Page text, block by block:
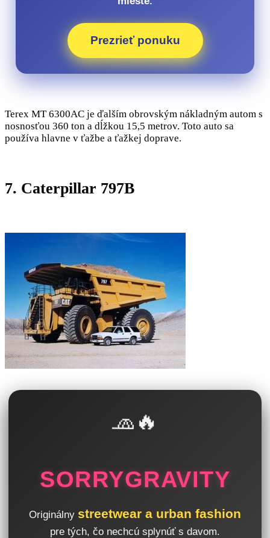
Prezrieť ponuku
Terex MT 6300AC je ďalším obrovským nákladným autom s
nosnosťou 360 ton a dĺžkou 15,5 metrov. Toto auto sa
používa hlavne v ťažbe a ťažkej doprave.
7. Caterpillar 797B
🧢🔥
SORRYGRAVITY
Originálny streetwear a urban fashion
pre tých, čo nechcú splynúť s davom.